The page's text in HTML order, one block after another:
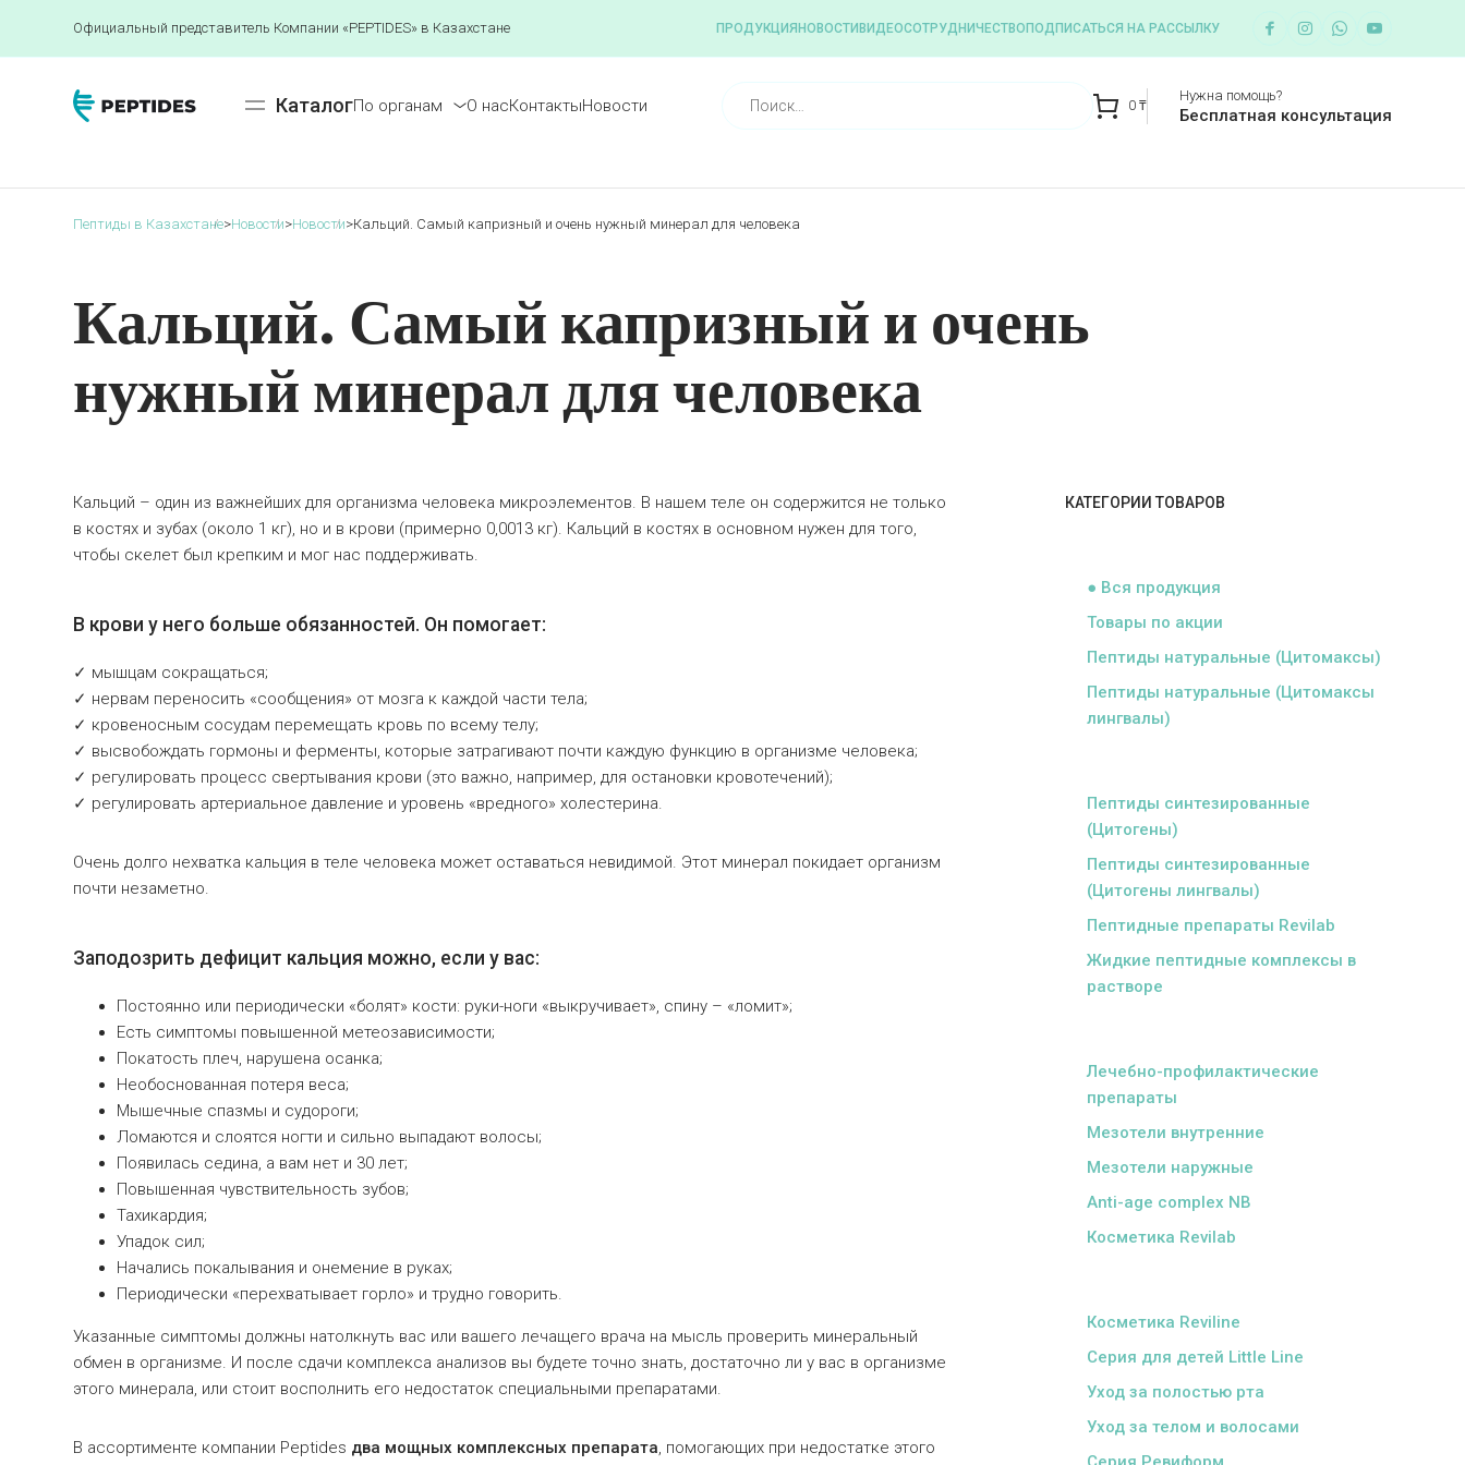
Официальный представитель Компании «PEPTIDES» в Казахстане ПРОДУКЦИЯ НОВОСТИ ВИДЕОСОТРУДНИЧЕСТВО ПОДПИСАТЬСЯ НА РАССЫЛКУ
КаталогПо органам О насКонтактыНовости 0 ₸
Нужна помощь?
Бесплатная консультация
Пептиды в Казахстане>Новости>Новости>Кальций. Самый капризный и очень нужный минерал для человека
Кальций. Самый капризный и очень
нужный минерал для человека
Кальций – один из важнейших для организма человека микроэлементов. В нашем теле он содержится не только
в костях и зубах (около 1 кг), но и в крови (примерно 0,0013 кг). Кальций в костях в основном нужен для того,
чтобы скелет был крепким и мог нас поддерживать.
В крови у него больше обязанностей. Он помогает:
✓ мышцам сокращаться;
✓ нервам переносить «сообщения» от мозга к каждой части тела;
✓ кровеносным сосудам перемещать кровь по всему телу;
✓ высвобождать гормоны и ферменты, которые затрагивают почти каждую функцию в организме человека;
✓ регулировать процесс свертывания крови (это важно, например, для остановки кровотечений);
✓ регулировать артериальное давление и уровень «вредного» холестерина.
Очень долго нехватка кальция в теле человека может оставаться невидимой. Этот минерал покидает организм
почти незаметно.
Заподозрить дефицит кальция можно, если у вас:
Постоянно или периодически «болят» кости: руки-ноги «выкручивает», спину – «ломит»;
Есть симптомы повышенной метеозависимости;
Покатость плеч, нарушена осанка;
Необоснованная потеря веса;
Мышечные спазмы и судороги;
Ломаются и слоятся ногти и сильно выпадают волосы;
Появилась седина, а вам нет и 30 лет;
Повышенная чувствительность зубов;
Тахикардия;
Упадок сил;
Начались покалывания и онемение в руках;
Периодически «перехватывает горло» и трудно говорить.
Указанные симптомы должны натолкнуть вас или вашего лечащего врача на мысль проверить минеральный
обмен в организме. И после сдачи комплекса анализов вы будете точно знать, достаточно ли у вас в организме
этого минерала, или стоит восполнить его недостаток специальными препаратами.
В ассортименте компании Peptides два мощных комплексных препарата, помогающих при недостатке этого
КАТЕГОРИИ ТОВАРОВ
● Вся продукция
Товары по акции
Пептиды натуральные (Цитомаксы)
Пептиды натуральные (Цитомаксы
лингвалы)
Пептиды синтезированные
(Цитогены)
Пептиды синтезированные
(Цитогены лингвалы)
Пептидные препараты Revilab
Жидкие пептидные комплексы в
растворе
Лечебно-профилактические
препараты
Мезотели внутренние
Мезотели наружные
Anti-age complex NB
Косметика Revilab
Косметика Reviline
Серия для детей Little Line
Уход за полостью рта
Уход за телом и волосами